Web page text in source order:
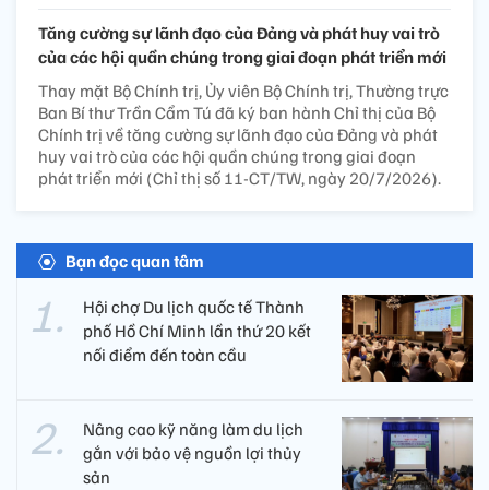
Tăng cường sự lãnh đạo của Đảng và phát huy vai trò
của các hội quần chúng trong giai đoạn phát triển mới
Thay mặt Bộ Chính trị, Ủy viên Bộ Chính trị, Thường trực
Ban Bí thư Trần Cẩm Tú đã ký ban hành Chỉ thị của Bộ
Chính trị về tăng cường sự lãnh đạo của Đảng và phát
huy vai trò của các hội quần chúng trong giai đoạn
phát triển mới (Chỉ thị số 11-CT/TW, ngày 20/7/2026).
Bạn đọc quan tâm
Hội chợ Du lịch quốc tế Thành
phố Hồ Chí Minh lần thứ 20 kết
nối điểm đến toàn cầu
Nâng cao kỹ năng làm du lịch
gắn với bảo vệ nguồn lợi thủy
sản